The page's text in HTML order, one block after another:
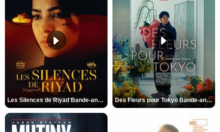
Les Silences de Riyad Bande-annonce VO STFR Des Fleurs pour Tokyo Bande-annonce VO STFR